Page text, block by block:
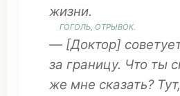
жизни.
ГОГОЛЬ, ОТРЫВОК.
— [Доктор]
за границу. Что ты
же мне сказать?